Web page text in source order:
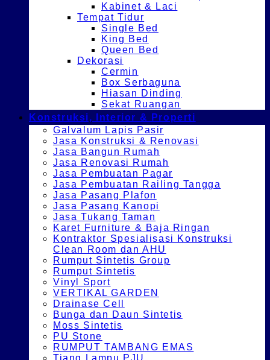
Kabinet & Laci
Tempat Tidur
Single Bed
King Bed
Queen Bed
Dekorasi
Cermin
Box Serbaguna
Hiasan Dinding
Sekat Ruangan
Konstruksi, Interior & Properti
Galvalum Lapis Pasir
Jasa Konstruksi & Renovasi
Jasa Bangun Rumah
Jasa Renovasi Rumah
Jasa Pembuatan Pagar
Jasa Pembuatan Railing Tangga
Jasa Pasang Plafon
Jasa Pasang Kanopi
Jasa Tukang Taman
Karet Furniture & Baja Ringan
Kontraktor Spesialisasi Konstruksi
Clean Room dan AHU
Rumput Sintetis Group
Rumput Sintetis
Vinyl Sport
VERTIKAL GARDEN
Drainase Cell
Bunga dan Daun Sintetis
Moss Sintetis
PU Stone
RUMPUT TAMBANG EMAS
Tiang Lampu PJU